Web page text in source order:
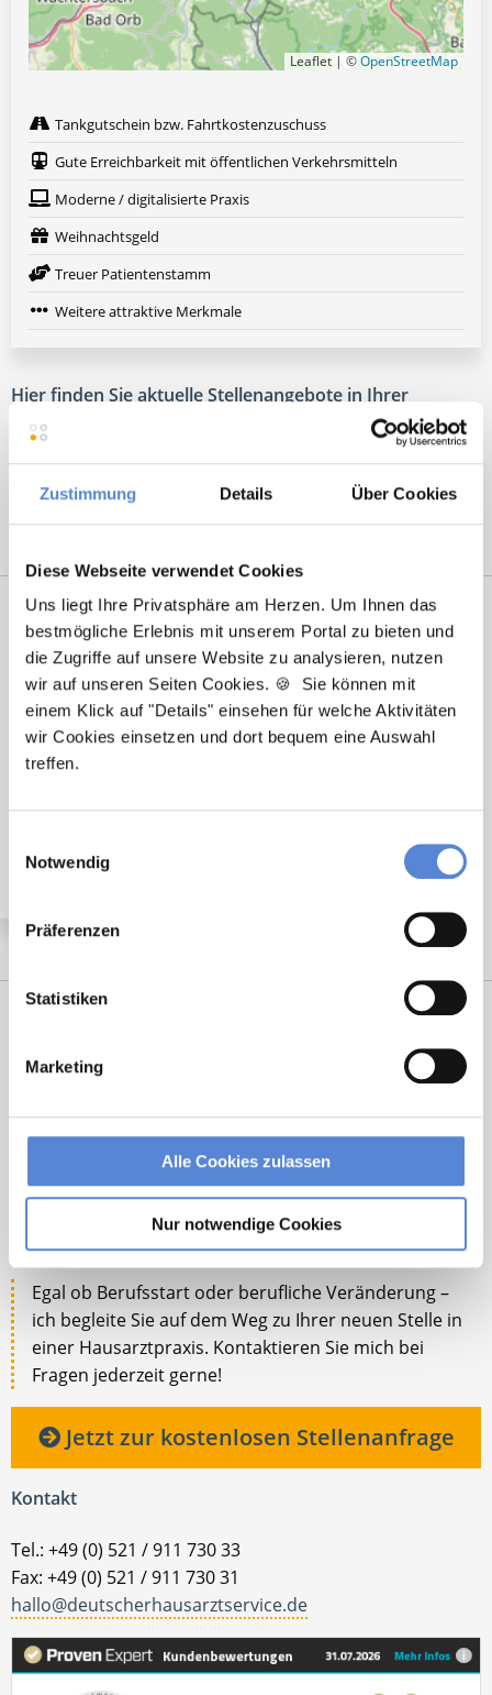
Zustimmung Details Über Cookies
Diese Webseite verwendet Cookies
Uns liegt Ihre Privatsphäre am Herzen. Um Ihnen das
bestmögliche Erlebnis mit unserem Portal zu bieten und
die Zugriffe auf unsere Website zu analysieren, nutzen
wir auf unseren Seiten Cookies. 🍪 Sie können mit
einem Klick auf "Details" einsehen für welche Aktivitäten
wir Cookies einsetzen und dort bequem eine Auswahl
treffen.
Notwendig
Präferenzen
Statistiken
Marketing
Alle Cookies zulassen
Nur notwendige Cookies
Leaflet | ©OpenStreetMap
Tankgutschein bzw. Fahrtkostenzuschuss
Gute Erreichbarkeit mit öffentlichen Verkehrsmitteln
Moderne / digitalisierte Praxis
Weihnachtsgeld
Treuer Patientenstamm
Weitere attraktive Merkmale
Hier finden Sie aktuelle Stellenangebote in Ihrer
Wunschregion:
Heidelberg|Krefeld |Mannheim |München|
Nürnberg|Ulm|Wuppertal|Würzburg|
Premium-Stellenangebote in der
Region Neuhof:
🌟 PREMIUM-STELLENANGEBOT 🌟
Angestellter Facharzt mit Option auf Übernahme
Robert Braun
Ansprechpartner
Egal ob Berufsstart oder berufliche Veränderung –
ich begleite Sie auf dem Weg zu Ihrer neuen Stelle in
einer Hausarztpraxis. Kontaktieren Sie mich bei
Fragen jederzeit gerne!
Jetzt zur kostenlosen Stellenanfrage
Kontakt
Tel.: +49 (0) 521 / 911 730 33
Fax: +49 (0) 521 / 911 730 31
hallo@deutscherhausarztservice.de